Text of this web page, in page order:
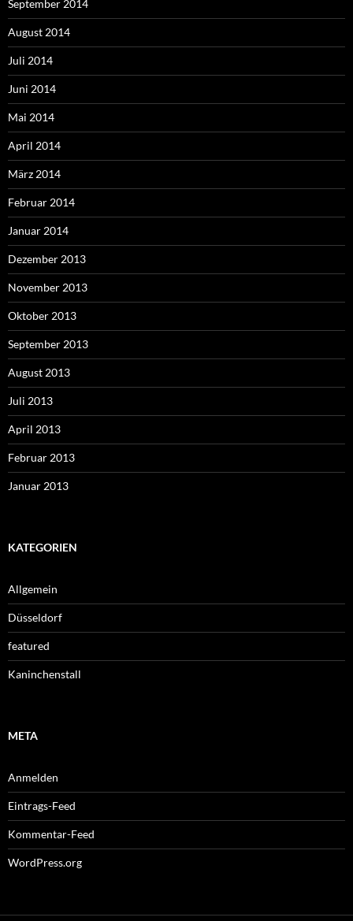
September 2014
August 2014
Juli 2014
Juni 2014
Mai 2014
April 2014
März 2014
Februar 2014
Januar 2014
Dezember 2013
November 2013
Oktober 2013
September 2013
August 2013
Juli 2013
April 2013
Februar 2013
Januar 2013
KATEGORIEN
Allgemein
Düsseldorf
featured
Kaninchenstall
META
Anmelden
Eintrags-Feed
Kommentar-Feed
WordPress.org